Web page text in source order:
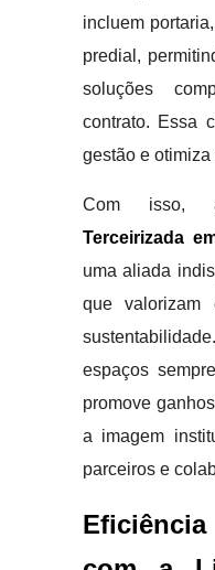
incluem
predial,
soluções
contrato. Essa
gestão e otimiza
Com
Terceirizada
uma aliada
que valorizam
espaços
promove
a imagem
parceiros e